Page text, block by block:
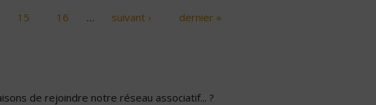
15 16 … suivant › dernier »
de rejoindre notre réseau associatif... ?